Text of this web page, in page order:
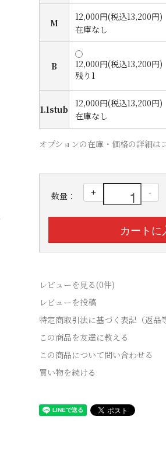
M
12,000円(税込13,200円)
在庫なし
B
12,000円(税込13,200円)
残り1
1.1stub
12,000円(税込13,200円)
在庫なし
オプションの在庫・価格の詳細は
数量： + -
レビューを見る(0件)
レビューを投稿
特定商取引法に基づく表記（返品
この商品を友達に教える
この商品について問い合わせる
買い物を続ける